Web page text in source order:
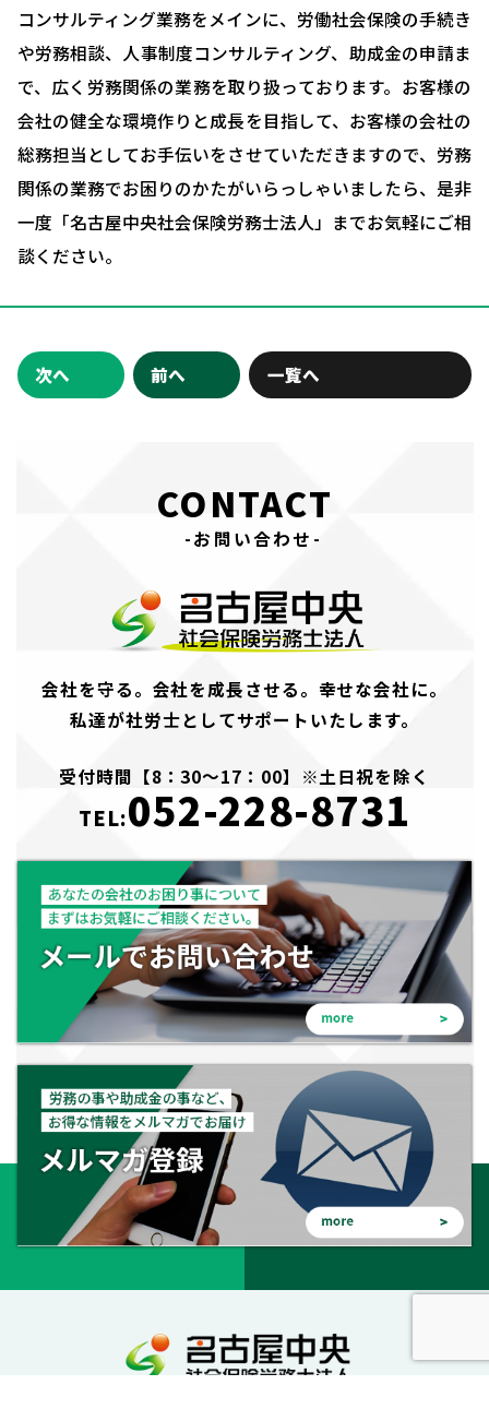
会社概要
お問い合わせ・相談予約
コンサルティング業務をメインに、労働社会保険の手続き
や労務相談、人事制度コンサルティング、助成金の申請ま
で、広く労務関係の業務を取り扱っております。お客様の
会社の健全な環境作りと成長を目指して、お客様の会社の
総務担当としてお手伝いをさせていただきますので、労務
関係の業務でお困りのかたがいらっしゃいましたら、是非
一度「名古屋中央社会保険労務士法人」までお気軽にご相
談ください。
次へ 前へ 一覧へ
CONTACT
-お問い合わせ-
会社を守る。会社を成長させる。幸せな会社に。
私達が社労士としてサポートいたします。
受付時間【8：30～17：00】※土日祝を除く
TEL:052-228-8731